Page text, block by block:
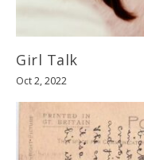
Girl Talk
Oct 2, 2022